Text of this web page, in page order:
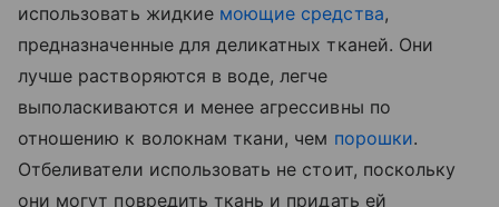
использовать жидкие моющие средства,
предназначенные для деликатных тканей. Они
лучше растворяются в воде, легче
выполаскиваются и менее агрессивны по
отношению к волокнам ткани, чем порошки.
Отбеливатели использовать не стоит, поскольку
они могут повредить ткань и придать ей